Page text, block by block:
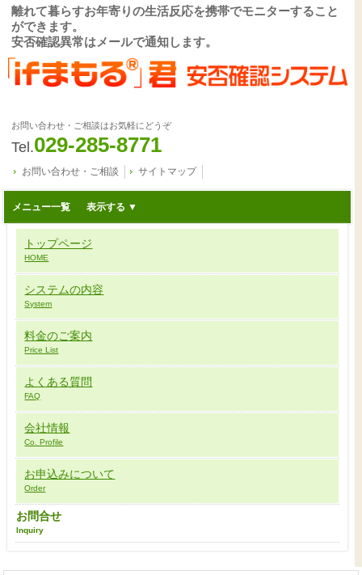
離れて暮らすお年寄りの生活反応を携帯でモニターすること
ができます。
安否確認異常はメールで通知します。
お問い合わせ・ご相談はお気軽にどうぞ
Tel.029-285-8771
お問い合わせ・ご相談 サイトマップ
メニュー一覧
トップページ
HOME
システムの内容
System
料金のご案内
Price List
よくある質問
FAQ
会社情報
Co. Profile
お申込みについて
Order
お問合せ
Inquiry